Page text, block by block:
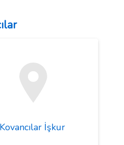
Kovancılar İşkur